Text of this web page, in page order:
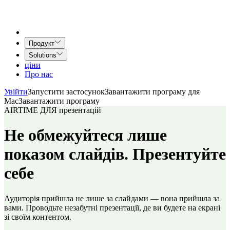
Продукт
Solutions
ціни
Про нас
УвійтиЗапустити застосунокЗавантажити програму для
MacЗавантажити програму
AIRTIME ДЛЯ презентацій
Не обмежуйтеся лише
показом слайдів. Презентуйте
себе
Аудиторія прийшла не лише за слайдами — вона прийшла за
вами. Проводьте незабутні презентації, де ви будете на екрані
зі своїм контентом.